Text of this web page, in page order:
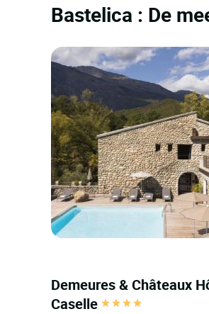
Bastelica : De
Demeures & Châteaux
Caselle